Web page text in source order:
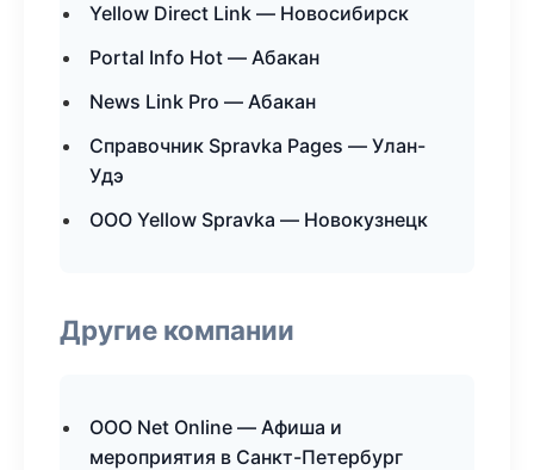
Yellow Direct Link — Новосибирск
Portal Info Hot — Абакан
News Link Pro — Абакан
Справочник Spravka Pages — Улан-
Удэ
ООО Yellow Spravka — Новокузнецк
Другие компании
ООО Net Online — Афиша и
мероприятия в Санкт-Петербург